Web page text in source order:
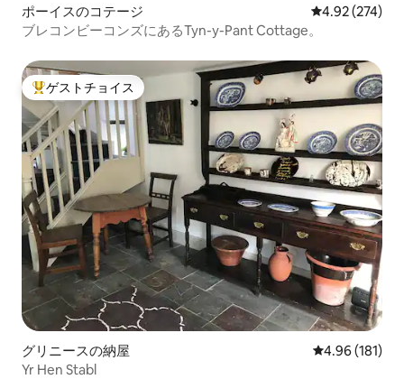
ポーイスのコテージ レビュー274
4.92 (274)
ブレコンビーコンズにあるTyn-y-Pant Cottage。
大好評のゲストチョイスです。
ゲストチョイス
グリニースの納屋 レビュー181
4.96 (181)
Yr Hen Stabl